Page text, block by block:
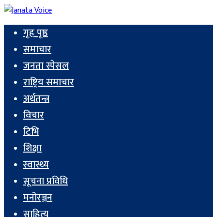
गृह पृष्ठ
समाचार
जनता स्पेसल
राष्ट्रिय समाचार
अर्थतन्त्र
विचार
टिभि
शिक्षा
स्वास्थ्य
सूचना प्रविधि
मनोरञ्जन